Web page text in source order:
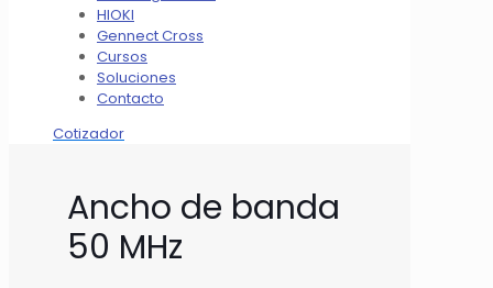
HIOKI
Gennect Cross
Cursos
Soluciones
Contacto
Cotizador
Ancho de banda
50 MHz